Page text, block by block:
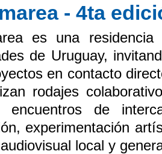
- 4ta
es una
de Uruguay,
en contacto
rodajes
de
experimentación
local y